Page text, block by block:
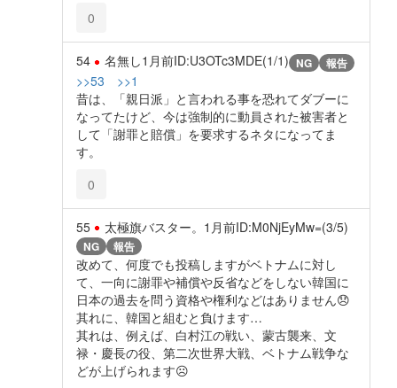
0
54 名無し1月前ID:U3OTc3MDE(1/1) NG 報告
>>53
>>1
昔は、「親日派」と言われる事を恐れてダブーに
なってたけど、今は強制的に動員された被害者と
して「謝罪と賠償」を要求するネタになってま
す。
0
55 太極旗バスター。 1月前ID:M0NjEyMw=(3/5)
NG 報告
改めて、何度でも投稿しますがベトナムに対し
て、一向に謝罪や補償や反省などをしない韓国に
日本の過去を問う資格や権利などはありません😞
其れに、韓国と組むと負けます…
其れは、例えば、白村江の戦い、蒙古襲来、文
禄・慶長の役、第二次世界大戦、ベトナム戦争な
どが上げられます☹️